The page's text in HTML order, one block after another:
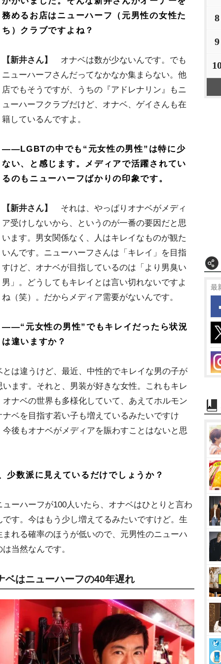
務めるお店はニューハーフ（元男性の女性た
ち）クラブですよね？
【新井さん】
オナベは数が少ないんです。でも
ニューハーフさんだってなかなか集まらない。他
店でもそうですが、うちの『アドレナリン』もニ
ューハーフクラブだけど、オナベ、ゲイさんも在
籍しているんですよ。
――LGBTの中でも“元女性の男性”は特に少
ない、と感じます。メディアで活躍されてい
るのもニューハーフばかりの印象です。
【新井さん】
それは、やっぱりオナベがメディ
ア受けしないから、というのが一番の要因だと思
います。男女関係なく、人はキレイなものが観た
いんです。ニューハーフさんは「キレイ」を目指
すけど、オナベが目指しているのは「より男臭い
男」。どうしてもキレイとは言い切れないですよ
ね（笑）。だからメディア需要がないんです。
――“元女性の男性”でもキレイだったら状況
は違いますか？
は違うけど、最近、中性的でキレイな男の子が
ます。それと、男装が好きな女性。これもキレ
ナベの世界も多様化していて、あえてホルモン
ベを目指す若い子も増えているみたいですけ
後もオナベがメディアを賑わすことはないと思
数派に見えているだけでしょうか？
ーハーフが100人いたら、オナベはひとりと言わ
す。今はもう少し増えてるみたいですけど。生
れる確率のほうが低いので、元男性のニューハ
当然なんです。
ベはニューハーフの40年遅れ
8
9
最